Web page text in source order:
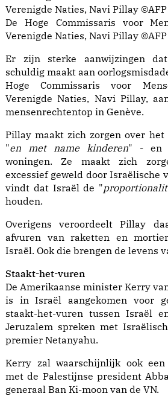
De Hoge Commissaris voor
Verenigde Naties, Navi Pillay ©AFP
Er zijn sterke aanwijzingen
schuldig maakt aan
Hoge Commissaris voor
Verenigde Naties, Navi Pillay,
mensenrechtentop in Genève.
Pillay maakt zich zorgen over
"en met name kinderen" - en
woningen. Ze maakt zich
excessief geweld door Israëlische
vindt dat Israël de "
houden.
Overigens veroordeelt Pillay
afvuren van raketten en
Israël. Ook die brengen de levens
Staakt-het-vuren
De Amerikaanse minister Kerry
is in Israël aangekomen voor
staakt-het-vuren tussen Israël
Jeruzalem spreken met
premier Netanyahu.
Kerry zal waarschijnlijk ook
met de Palestijnse president
generaal Ban Ki-moon van de VN.